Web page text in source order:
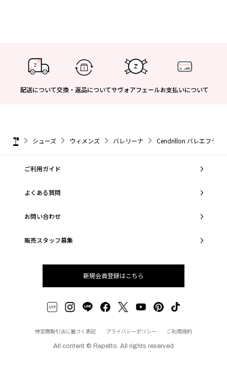
配送について交換・返品についてサヴォアフェールお支払いについて
シューズ ウィメンズ バレリーナ Cendrillon バレエフラッ
ご利用ガイド
よくある質問
お問い合わせ
販売スタッフ募集
新規会員登録はこちら
特定商取引法に基づく表記 プライバシーポリシー ご利用規約
All content © Repetto. All rights reserved